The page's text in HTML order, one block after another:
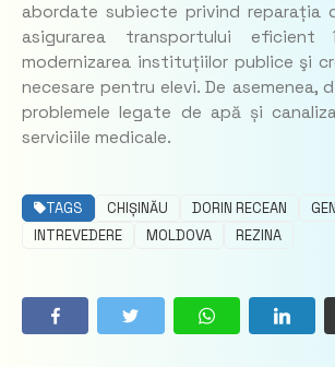
abordate subiecte privind reparația
asigurarea transportului eficient
modernizarea instituțiilor publice şi
necesare pentru elevi. De asemenea,
problemele legate de apă și
serviciile medicale.
TAGS CHIȘINĂU DORIN RECEAN
INTREVEDERE
MOLDOVA REZINA